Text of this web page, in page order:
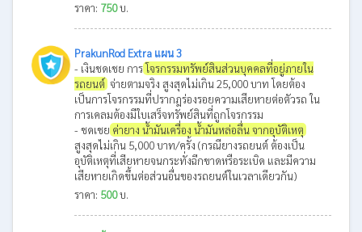
ราคา: 750บ.
PrakunRod Extra แผน 3
- เงินชดเชย การโจรกรรมทรัพย์สินส่วนบุคคลที่อยู่ภายใน
รถยนต์ จ่ายตามจริง สูงสุดไม่เกิน 25,000 บาท โดยต้อง
เป็นการโจรกรรมที่ปรากฎร่องรอยความเสียหายต่อตัวรถ ใน
การเคลมต้องมีใบเสร็จทรัพย์สินที่ถูกโจรกรรม
- ชดเชย ค่ายาง น้ำมันเครื่อง น้ำมันหล่อลื่น จากอุบัติเหตุ
สูงสุดไม่เกิน 5,000 บาท/ครั้ง (กรณียางรถยนต์ ต้องเป็น
อุบัติเหตุที่เสียหายจนกระทั่งฉีกขาดหรือระเบิด และมีความ
เสียหายเกิดขึ้นต่อส่วนอื่นของรถยนต์ในเวลาเดียวกัน)
ราคา: 500บ.